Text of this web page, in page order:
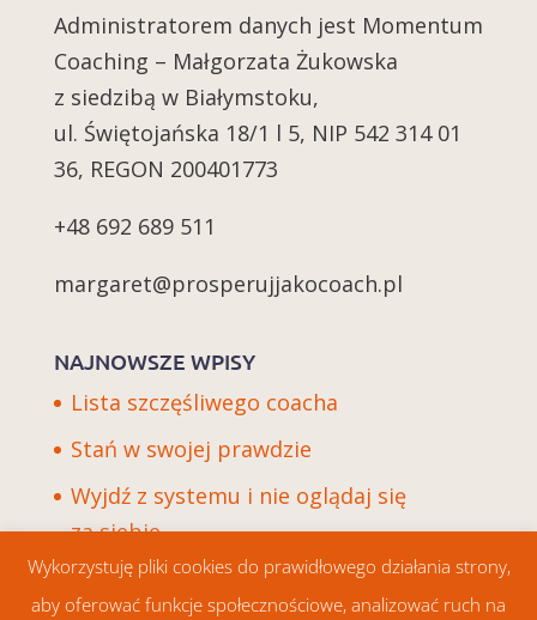
Administratorem danych jest Momentum
Coaching – Małgorzata Żukowska
z siedzibą w Białymstoku,
ul. Świętojańska 18/1 l 5, NIP 542 314 01
36, REGON 200401773
+48 692 689 511
margaret@prosperujjakocoach.pl
NAJNOWSZE WPISY
Lista szczęśliwego coacha
Stań w swojej prawdzie
Wyjdź z systemu i nie oglądaj się
za siebie
Wykorzystuję pliki cookies do prawidłowego działania strony,
aby oferować funkcje społecznościowe, analizować ruch na